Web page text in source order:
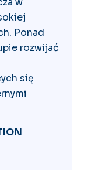
Ponad
rozwijać
się